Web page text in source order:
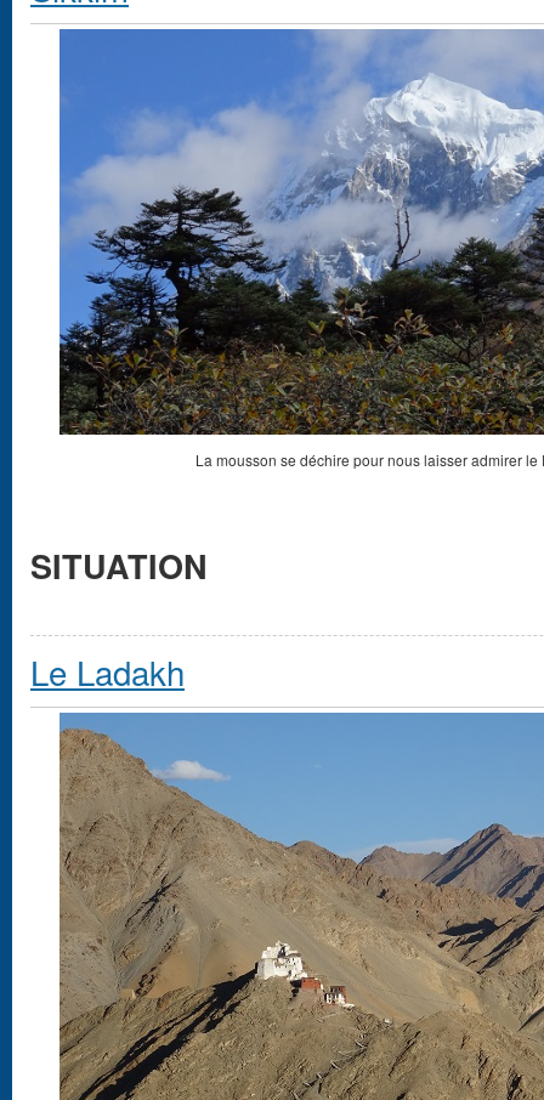
La mousson se déchire pour nous laisser admirer le
SITUATION
Le Ladakh